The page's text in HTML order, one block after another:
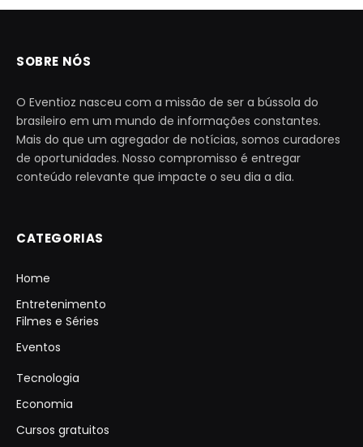
SOBRE NÓS
O Eventioz nasceu com a missão de ser a bússola do
brasileiro em um mundo de informações constantes.
Mais do que um agregador de notícias, somos curadores
de oportunidades. Nosso compromisso é entregar
conteúdo relevante que impacte o seu dia a dia.
CATEGORIAS
Home
Entretenimento
Filmes e Séries
Eventos
Tecnologia
Economia
Cursos gratuitos